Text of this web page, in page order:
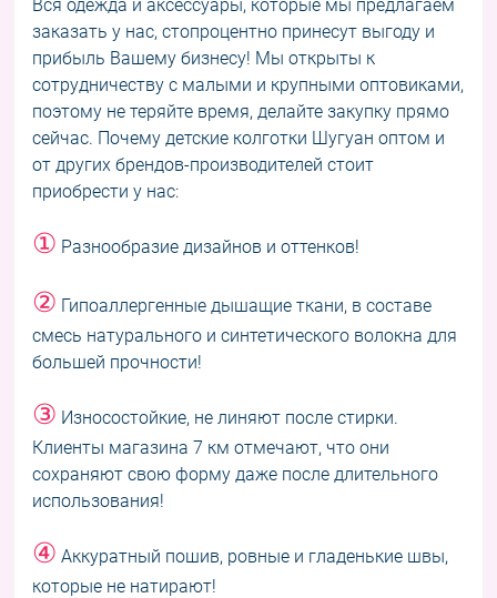
Вся одежда и аксессуары, которые мы предлагаем
заказать у нас, стопроцентно принесут выгоду и
прибыль Вашему бизнесу! Мы открыты к
сотрудничеству с малыми и крупными оптовиками,
поэтому не теряйте время, делайте закупку прямо
сейчас. Почему детские колготки Шугуан оптом и
от других брендов-производителей стоит
приобрести у нас:
① Разнообразие дизайнов и оттенков!
② Гипоаллергенные дышащие ткани, в составе
смесь натурального и синтетического волокна для
большей прочности!
③ Износостойкие, не линяют после стирки.
Клиенты магазина 7 км отмечают, что они
сохраняют свою форму даже после длительного
использования!
④ Аккуратный пошив, ровные и гладенькие швы,
которые не натирают!